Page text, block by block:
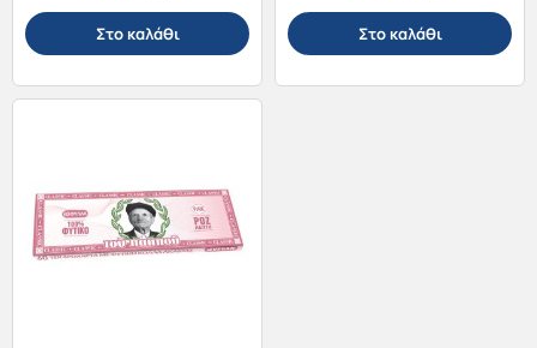
Στο καλάθι Στο καλάθι